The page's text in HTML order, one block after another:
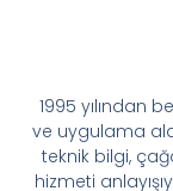
1995 yılından
ve uygulama
teknik bilgi,
hizmeti